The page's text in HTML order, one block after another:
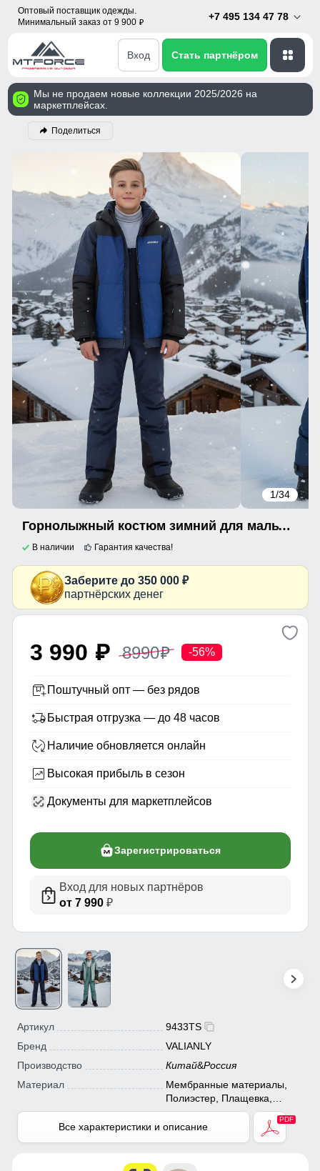
Оптовый поставщик одежды.
Минимальный заказ от 9 900 p
+7 495 134 47 78
Вход Стать партнёром
Мы не продаем новые коллекции 2025/2026 на
маркетплейсах.
Поделиться
1/34
Горнолыжный костюм зимний для мальчика темно-синего цвета 9433TS
В наличии Гарантия качества!
Заберите до 350 000 ₽
партнёрских денег
3 990 p 8990p -56%
Поштучный опт — без рядов
Быстрая отгрузка — до 48 часов
Наличие обновляется онлайн
Высокая прибыль в сезон
Документы для маркетплейсов
Зарегистрироваться
Вход для новых партнёров
от 7 990₽
Артикул
9433TS
Бренд
VALIANLY
Производство
Китай&Россия
Материал
Мембранные материалы,
Полиэстер, Плащевка,
Тефлон, Экологичные
материалы
Все характеристики и описание